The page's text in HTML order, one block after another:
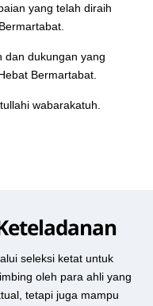
yang telah diraih
dan dukungan yang
Bermartabat.
wabarakatuh.
seleksi ketat untuk
oleh para ahli yang
tetapi juga mampu